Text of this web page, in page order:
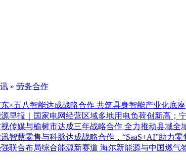
» 劳务合作
×五八智能达成战略合作 共筑具身智能产业化底座
早报｜国家电网经营区域多地用电负荷创新高；
传媒与榆树市达成三年战略合作 全力推动县域全
智慧零售与科脉达成战略合作，“SaaS+AI”助力
联合布局综合能源新赛道 海尔新能源与中国燃气